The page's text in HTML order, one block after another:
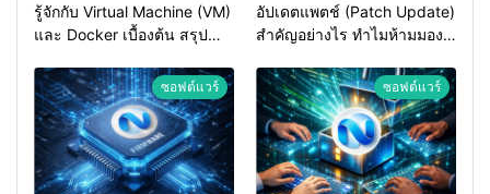
รู้จักกับ Virtual Machine (VM)
และ Docker เบื้องต้น สรุป
เข้าใจง่าย
อัปเดตแพตช์ (Patch Update)
สำคัญอย่างไร ทำไมห้ามมอง
ซอฟต์แวร์ ซอฟต์แวร์